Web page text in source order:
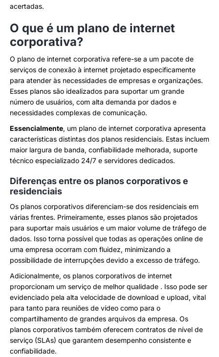
acertadas.
O que é um plano de internet
corporativa?
O plano de internet corporativa refere-se a um pacote de
serviços de conexão à internet projetado especificamente
para atender às necessidades de empresas e organizações.
Esses planos são idealizados para suportar um grande
número de usuários, com alta demanda por dados e
necessidades complexas de comunicação.
Essencialmente, um plano de internet corporativa apresenta
características distintas dos planos residenciais. Estas incluem
maior largura de banda, confiabilidade melhorada, suporte
técnico especializado 24/7 e servidores dedicados.
Diferenças entre os planos corporativos e
residenciais
Os planos corporativos diferenciam-se dos residenciais em
várias frentes. Primeiramente, esses planos são projetados
para suportar mais usuários e um maior volume de tráfego de
dados. Isso torna possível que todas as operações online de
uma empresa ocorram com fluidez, minimizando a
possibilidade de interrupções devido a excesso de tráfego.
Adicionalmente, os planos corporativos de internet
proporcionam um serviço de melhor qualidade . Isso pode ser
evidenciado pela alta velocidade de download e upload, vital
para tanto para reuniões de vídeo como para o
compartilhamento de grandes arquivos da empresa. Os
planos corporativos também oferecem contratos de nível de
serviço (SLAs) que garantem desempenho consistente e
confiabilidade.